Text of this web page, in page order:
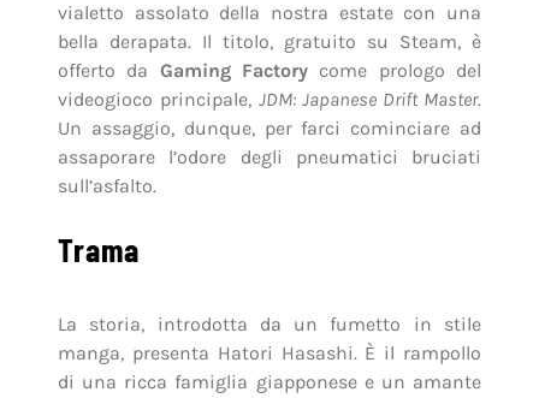
vialetto assolato della nostra estate con una
bella derapata. Il titolo, gratuito su Steam, è
offerto da Gaming Factory come prologo del
videogioco principale, JDM: Japanese Drift Master.
Un assaggio, dunque, per farci cominciare ad
assaporare l’odore degli pneumatici bruciati
sull’asfalto.
Trama
La storia, introdotta da un fumetto in stile
manga, presenta Hatori Hasashi. È il rampollo
di una ricca famiglia giapponese e un amante